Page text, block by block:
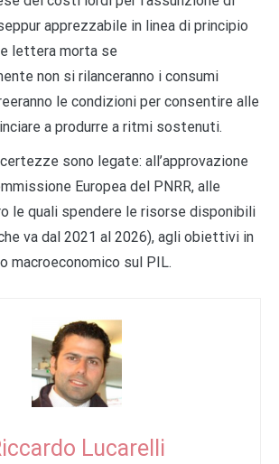
apprezzabile in linea di principio
lettera morta se
non si rilanceranno i consumi
le condizioni per consentire alle
a produrre a ritmi sostenuti.
sono legate: all’approvazione
Europea del PNRR, alle
le quali spendere le risorse disponibili
va dal 2021 al 2026), agli obiettivi in
macroeconomico sul PIL.
Lucarelli